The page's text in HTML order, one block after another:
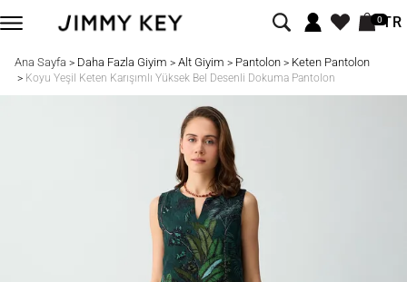
0TR
Ana Sayfa > Daha Fazla Giyim > Alt Giyim > Pantolon> Keten Pantolon
> Koyu Yeşil Keten Karışımlı Yüksek Bel Desenli Dokuma Pantolon